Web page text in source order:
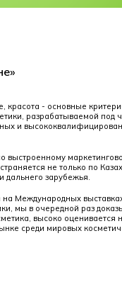
красота - основные
разрабатываемой под
и
выстроенному
не только по
дальнего зарубежья.
Международных
мы в очередной раз
высоко оценивается
среди мировых